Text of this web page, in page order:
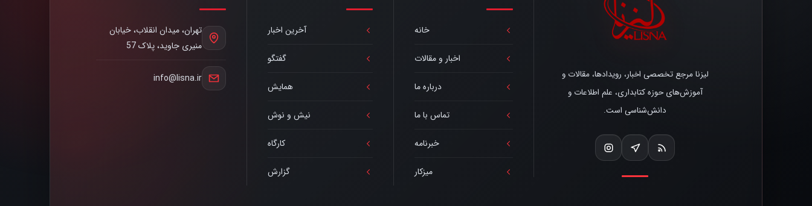
لیزنا مرجع تخصصی اخبار، رویدادها، مقالات و
آموزش‌های حوزه کتابداری، علم اطلاعات و
دانش‌شناسی است.
خانه
اخبار و مقالات
درباره ما
تماس با ما
خبرنامه
میزکار
آخرین اخبار
گفتگو
همایش
نیش و نوش
کارگاه
گزارش
تهران، میدان انقلاب، خیابان
منیری جاوید، پلاک 57
info@lisna.ir